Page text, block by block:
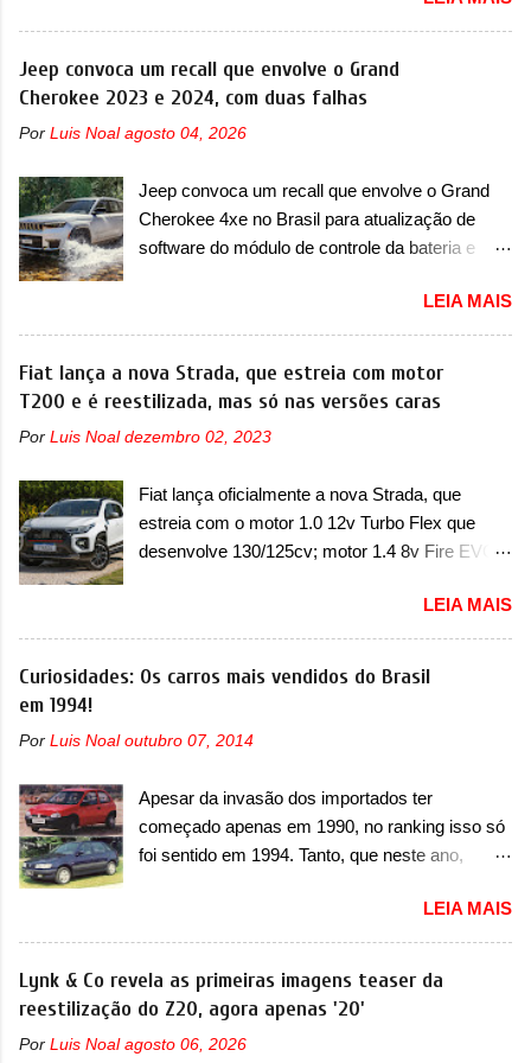
em termos de portfólio. Apoiada pela Stellantis,
a marca confirmou a estreia de um novo
modelo compacto à sua linha. Posicionado
primeiras imagens teaser do A05, que nas
esportiva, o A05s. Previsto para ser lançado
ainda neste ano na China, o compacto elétrico
colocará a Leapmotor para concorrer com uma
BYD Dolphin e Geely EX2. Visualmente, o A05
conta com um design já visto por outros
modelos da marca, em especial do SUV
compacto A10. Basicamente sendo o hatch do
SUV, o A05 nasce com um design que está
possui faróis com um desenho mais retangular,
com um pequeno prolongamento para as
laterais. Os faróis cont...
Jeep convoca um recall que envolve o Grand
Cherokee 2023 e 2024, com duas falhas
Por Luis Noal agosto 04, 2026
Jeep convoca um recall que envolve o Grand
Cherokee 4xe no Brasil para atualização de
software do módulo de controle da bateria e
Jeep convocou no dia 10 de outubro de 2025
um chamado que envolve os proprietários do
Grand Cherokee 4xe, em sua versão única
Limited, com unidades de ano/modelo 2023 e
unidades afetadas precisam retornar a uma
dois problemas. O primeiro deles será uma
atualização do software do módulo de controle
da bateria (AHCP e HCP). Para alguns veículos
verificação e, se necessário, a substituição do
motor do ventilador HVAC (aquecimento,
ventilação e ar-condicionado). A marca também
uma sobrecarga do microprocessador do
poderá causar a perda de força motriz,
requerendo a atualização do software do
modulo de...
LEIA MAIS
Fiat lança a nova Strada, que estreia com motor
T200 e é reestilizada, mas só nas versões caras
Por Luis Noal dezembro 02, 2023
Fiat lança oficialmente a nova Strada, que
estreia com o motor 1.0 12v Turbo Flex que
desenvolve 130/125cv; motor 1.4 8v Fire EVO
oficialmente a nova Strada, que aparece com
mudanças visuais e com uma nova opção de
motor. Depois da picape compacta receber o
motor 1.0 12v Turbo Flex, conhecido como
Strada soube ser mutável com avanços
importantes que a concorrência nunca
conseguiu acompanhar e agora ela abre uma
T200, que estreou nos irmãos Pulse e
Fastback. "A Fiat Strada é mais do que uma
picape, é uma verdadeira revolução no
mercado automotivo. Há alguns anos era
improvável pensar que uma picape chagaria ao
LEIA MAIS
Curiosidades: Os carros mais vendidos do Brasil
em 1994!
Por Luis Noal outubro 07, 2014
Apesar da invasão dos importados ter
começado apenas em 1990, no ranking isso só
foi sentido em 1994. Tanto, que neste ano,
começar pelo Chevrolet Corsa, o mais
destacado deles no ranking que perdurou no
nosso mercado até início de 2012 e com
certeza foi um grandioso lançamento da
Chevrolet que assustou a concorrência. Nesse
ano também era lançada a nova geração do
LEIA MAIS
Lynk & Co revela as primeiras imagens teaser da
reestilização do Z20, agora apenas '20'
Por Luis Noal agosto 06, 2026